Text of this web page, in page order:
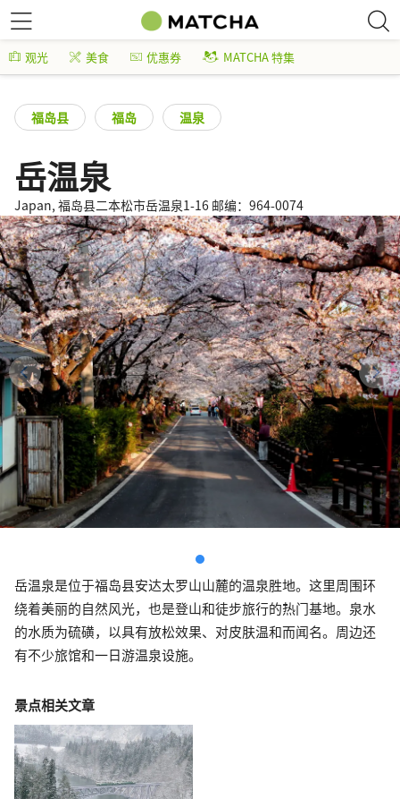
观光 美食 优惠券 MATCHA 特集
福岛县 福岛 温泉
岳温泉
Japan, 福岛县二本松市岳温泉1-16 邮编：964-0074
岳温泉是位于福岛县安达太罗山山麓的温泉胜地。这里周围环
绕着美丽的自然风光，也是登山和徒步旅行的热门基地。泉水
的水质为硫磺，以具有放松效果、对皮肤温和而闻名。周边还
有不少旅馆和一日游温泉设施。
景点相关文章